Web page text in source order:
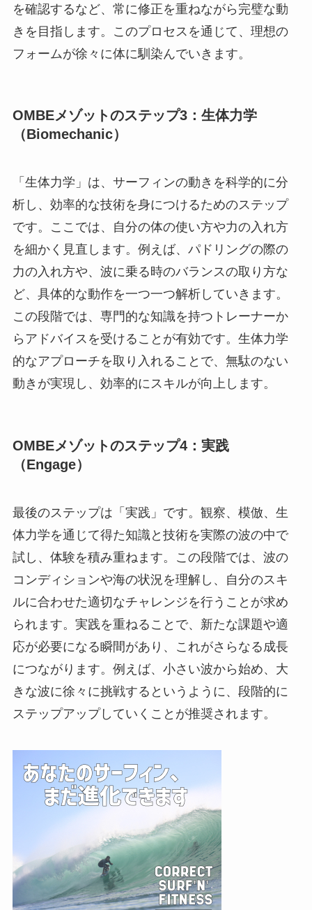
を確認するなど、常に修正を重ねながら完璧な動
きを目指します。このプロセスを通じて、理想の
フォームが徐々に体に馴染んでいきます。
OMBEメゾットのステップ3：生体力学
（Biomechanic）
「生体力学」は、サーフィンの動きを科学的に分
析し、効率的な技術を身につけるためのステップ
です。ここでは、自分の体の使い方や力の入れ方
を細かく見直します。例えば、パドリングの際の
力の入れ方や、波に乗る時のバランスの取り方な
ど、具体的な動作を一つ一つ解析していきます。
この段階では、専門的な知識を持つトレーナーか
らアドバイスを受けることが有効です。生体力学
的なアプローチを取り入れることで、無駄のない
動きが実現し、効率的にスキルが向上します。
OMBEメゾットのステップ4：実践
（Engage）
最後のステップは「実践」です。観察、模倣、生
体力学を通じて得た知識と技術を実際の波の中で
試し、体験を積み重ねます。この段階では、波の
コンディションや海の状況を理解し、自分のスキ
ルに合わせた適切なチャレンジを行うことが求め
られます。実践を重ねることで、新たな課題や適
応が必要になる瞬間があり、これがさらなる成長
につながります。例えば、小さい波から始め、大
きな波に徐々に挑戦するというように、段階的に
ステップアップしていくことが推奨されます。